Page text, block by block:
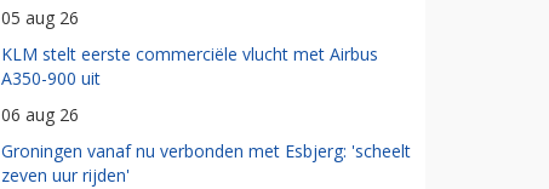
05 aug 26
KLM stelt eerste commerciële vlucht met Airbus
A350-900 uit
06 aug 26
Groningen vanaf nu verbonden met Esbjerg: 'scheelt
zeven uur rijden'